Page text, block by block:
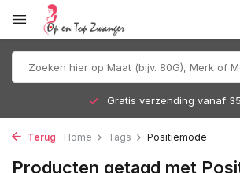
Gratis verzending vanaf
Terug Home Tags Positiemode
Producten getagd met